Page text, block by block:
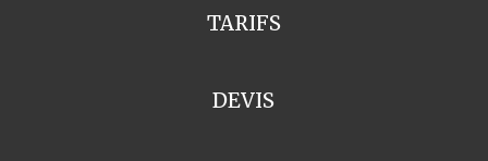
TARIFS
DEVIS